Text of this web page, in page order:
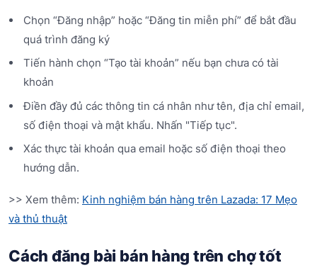
Chọn “Đăng nhập” hoặc “Đăng tin miễn phí” để bắt đầu
quá trình đăng ký
Tiến hành chọn “Tạo tài khoản” nếu bạn chưa có tài
khoản
Điền đầy đủ các thông tin cá nhân như tên, địa chỉ email,
số điện thoại và mật khẩu. Nhấn "Tiếp tục".
Xác thực tài khoản qua email hoặc số điện thoại theo
hướng dẫn.
>> Xem thêm: Kinh nghiệm bán hàng trên Lazada: 17 Mẹo
và thủ thuật
Cách đăng bài bán hàng trên chợ tốt